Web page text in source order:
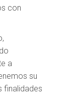
con
a
su
finalidades